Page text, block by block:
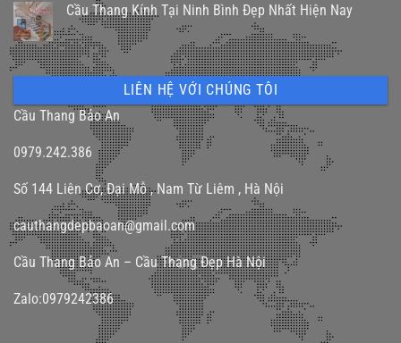
Cầu Thang Kính Tại Ninh Bình Đẹp Nhất Hiện Nay
LIÊN HỆ VỚI CHÚNG TÔI
Cầu Thang Bảo An
0979.242.386
Số 144 Liên Cơ, Đại Mỗ , Nam Từ Liêm , Hà Nội
cauthangdepbaoan@gmail.com
Cầu Thang Bảo An – Cầu Thang Đẹp Hà Nội
Zalo:0979242386